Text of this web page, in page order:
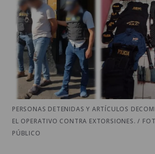
PERSONAS DETENIDAS Y ARTÍCULOS
EL OPERATIVO CONTRA EXTORSIONES. /
PÚBLICO